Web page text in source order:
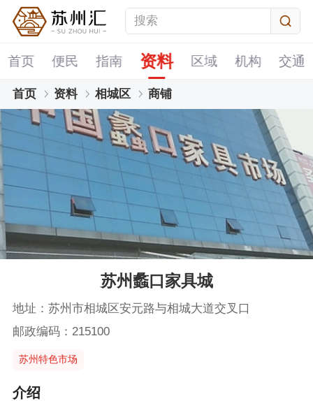
首页 便民 指南 资料 区域 机构 交通
首页 资料 相城区 商铺
苏州蠡口家具城
地址：苏州市相城区安元路与相城大道交叉口
邮政编码：215100
苏州特色市场
介绍